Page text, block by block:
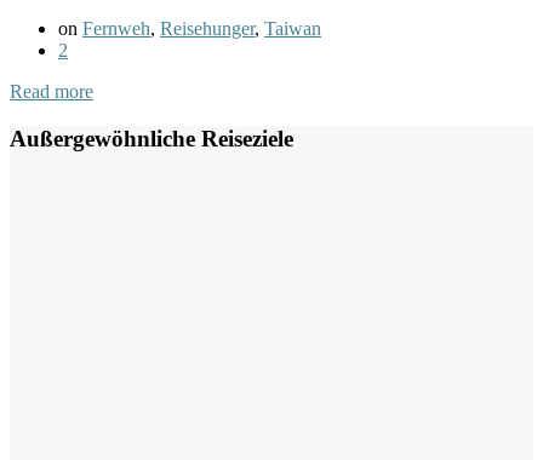
on Fernweh, Reisehunger, Taiwan
2
Read more
Außergewöhnliche Reiseziele